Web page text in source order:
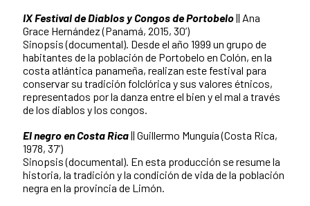
IX Festival de Diablos y Congos de Portobelo|| Ana
Grace Hernández (Panamá, 2015, 30’)
Sinopsis (documental). Desde el año 1999 un grupo de
habitantes de la población de Portobelo en Colón, en la
costa atlántica panameña, realizan este festival para
conservar su tradición folclórica y sus valores étnicos,
representados por la danza entre el bien y el mal a través
de los diablos y los congos.
El negro en Costa Rica|| Guillermo Munguía (Costa Rica,
1978, 37’)
Sinopsis (documental). En esta producción se resume la
historia, la tradición y la condición de vida de la población
negra en la provincia de Limón.